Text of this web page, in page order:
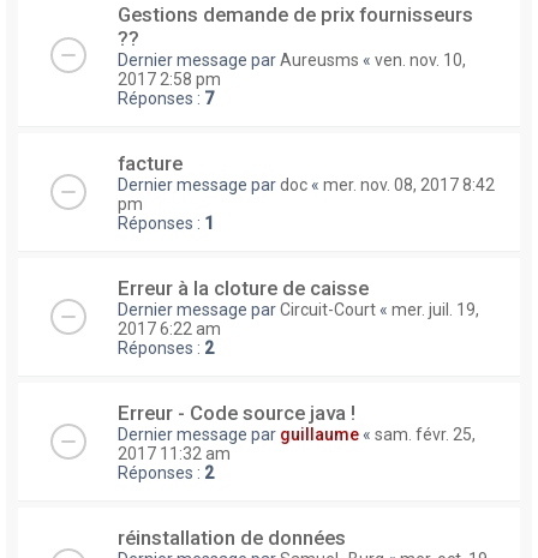
Gestions demande de prix fournisseurs
??
Dernier message parAureusms « ven. nov. 10,
2017 2:58 pm
Réponses : 7
facture
Dernier message pardoc « mer. nov. 08, 2017 8:42
pm
Réponses : 1
Erreur à la cloture de caisse
Dernier message parCircuit-Court « mer. juil. 19,
2017 6:22 am
Réponses : 2
Erreur - Code source java !
Dernier message par guillaume « sam. févr. 25,
2017 11:32 am
Réponses : 2
réinstallation de données